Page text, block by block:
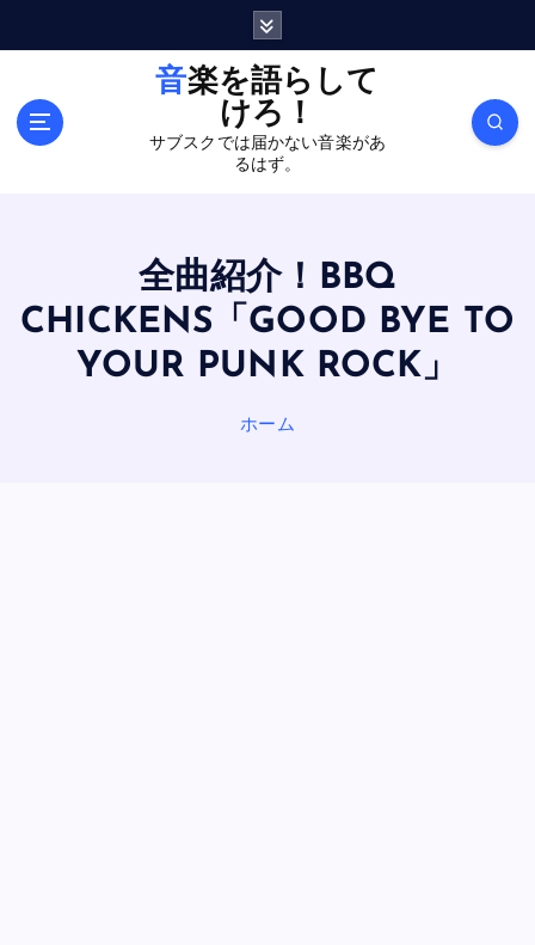
音楽を語らして
けろ！
サブスクでは届かない音楽があ
るはず。
全曲紹介！BBQ
CHICKENS「GOOD BYE TO
YOUR PUNK ROCK」
ホーム